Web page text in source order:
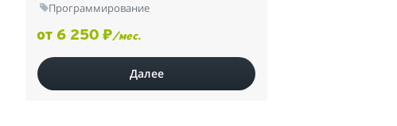
Программирование
от 6 250 ₽/мес.
Далее